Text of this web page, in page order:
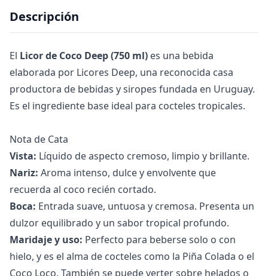
Descripción
El Licor de Coco Deep (750 ml) es una bebida
elaborada por Licores Deep, una reconocida casa
productora de bebidas y siropes fundada en Uruguay.
Es el ingrediente base ideal para cocteles tropicales.
Nota de Cata
Vista: Líquido de aspecto cremoso, limpio y brillante.
Nariz: Aroma intenso, dulce y envolvente que
recuerda al coco recién cortado.
Boca: Entrada suave, untuosa y cremosa. Presenta un
dulzor equilibrado y un sabor tropical profundo.
Maridaje y uso: Perfecto para beberse solo o con
hielo, y es el alma de cocteles como la Piña Colada o el
Coco Loco. También se puede verter sobre helados o